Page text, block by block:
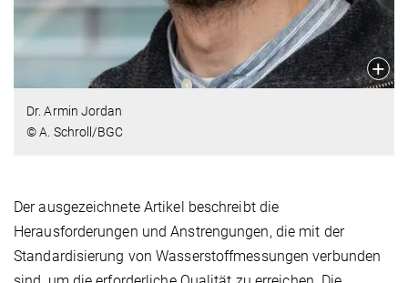
Dr. Armin Jordan
© A. Schroll/BGC
Der ausgezeichnete Artikel beschreibt die
Herausforderungen und Anstrengungen, die mit der
Standardisierung von Wasserstoffmessungen verbunden